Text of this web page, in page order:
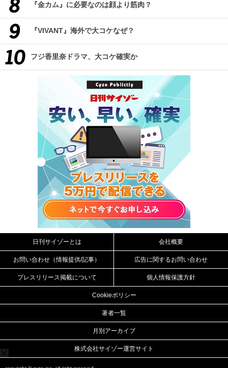
『金カム』に必要なのは顔より筋肉？
『VIVANT』海外で大コケなぜ？
フジ香里奈ドラマ、大コケ確実か
日刊サイゾーとは 会社概要
お問い合わせ（情報提供/記事） 広告に関するお問い合わせ
プレスリリース掲載について 個人情報保護方針
Cookieポリシー
著者一覧
月別アーカイブ
株式会社サイゾー運営サイト